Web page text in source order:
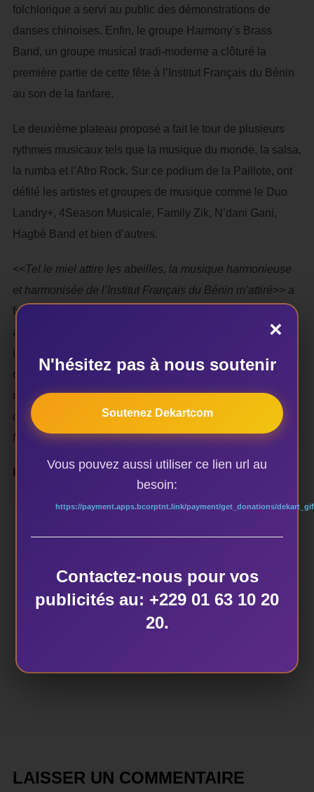
folchlorique a servi au public des démonstrations de
danses chinoises. Enfin, le groupe Harmony’s Brass
Band, un groupe musical tradi-moderne a clôturé la
première partie de cette fête à l’Institut Français du Bénin
au son de la fanfare.
Le deuxième plateau proposé a fait le tour de plusieurs
rythmes musicaux tels que la musique du monde, la salsa,
la rumba et l’Afro Rock. Sur ce podium de la Paillote, ont
défilé les artistes et groupes de musique comme le Duo
Landry+, 4Season Musicale, Family Zik, N’dani Gani,
Hagbè Band et bien d’autres.
<<Tel le miel attire les abeilles, la musique harmonieuse
et harmonisée de l’Institut Français du Bénin m’attiré>> a
fait savoir: Florent Eustache Hessou, un acteur culturel et
amoureux de la bonne musique. Satisfait de ce spectacle,
il n’a pas manqué de dire sa fierté tout en félicitant les
différents artistes qui ont presté lors de cette célébration
musicale. <<Ce que nous vivons ici, c’est la musique
dans sa réalité et dans sa vérité et nous en sommes
fiers
>>, a-t-il précisé.
Hubert KIDJASSOU
AUTEUR DE LA PUBLICATION
LAISSER UN COMMENTAIRE
×
N'hésitez pas à nous soutenir
Soutenez Dekartcom
Vous pouvez aussi utiliser ce lien url au
besoin:
https://payment.apps.bcorptnt.link/payment/get_donations/
Contactez-nous pour vos
publicités au: +229 01 63 10 20
20.